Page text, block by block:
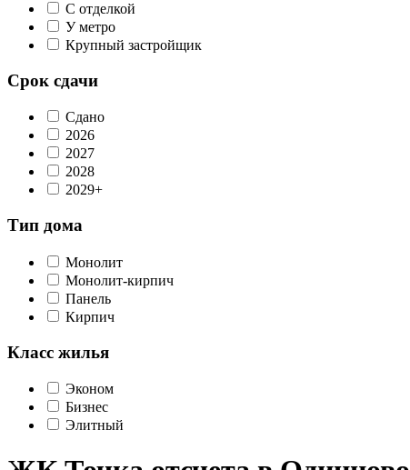
С отделкой
У метро
Крупный застройщик
Срок сдачи
Сдано
2026
2027
2028
2029+
Тип дома
Монолит
Монолит-кирпич
Панель
Кирпич
Класс жилья
Эконом
Бизнес
Элитный